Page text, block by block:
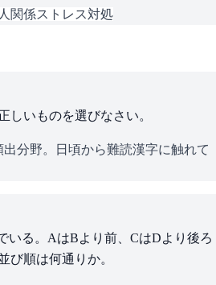
関係ストレス対処
しいものを選びなさい。
分野。日頃から難読漢字に触れて
いる。AはBより前、CはDより後ろ
び順は何通りか。